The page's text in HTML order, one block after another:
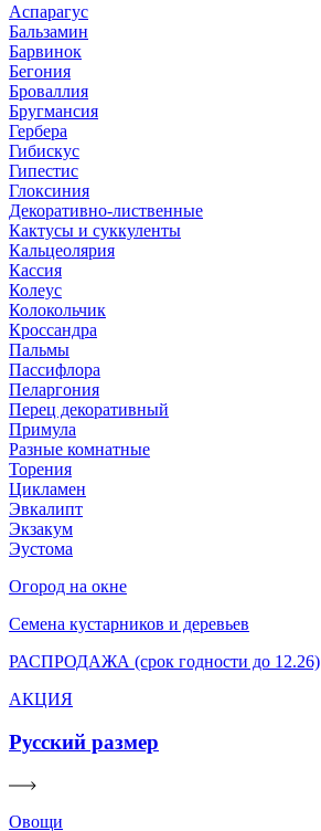
Аспарагус
Бальзамин
Барвинок
Бегония
Броваллия
Бругмансия
Гербера
Гибискус
Гипестис
Глоксиния
Декоративно-лиственные
Кактусы и суккуленты
Кальцеолярия
Кассия
Колеус
Колокольчик
Кроссандра
Пальмы
Пассифлора
Пеларгония
Перец декоративный
Примула
Разные комнатные
Торения
Цикламен
Эвкалипт
Экзакум
Эустома
Огород на окне
Семена кустарников и деревьев
РАСПРОДАЖА (срок годности до 12.26)
АКЦИЯ
Русский размер
Овощи